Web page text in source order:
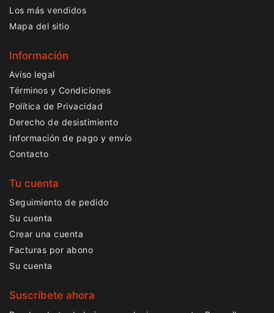
Los más vendidos
Mapa del sitio
Información
Aviso legal
Términos y Condiciones
Política de Privacidad
Derecho de desistimiento
Información de pago y envío
Contacto
Tu cuenta
Seguimiento de pedido
Su cuenta
Crear una cuenta
Facturas por abono
Su cuenta
Suscríbete ahora